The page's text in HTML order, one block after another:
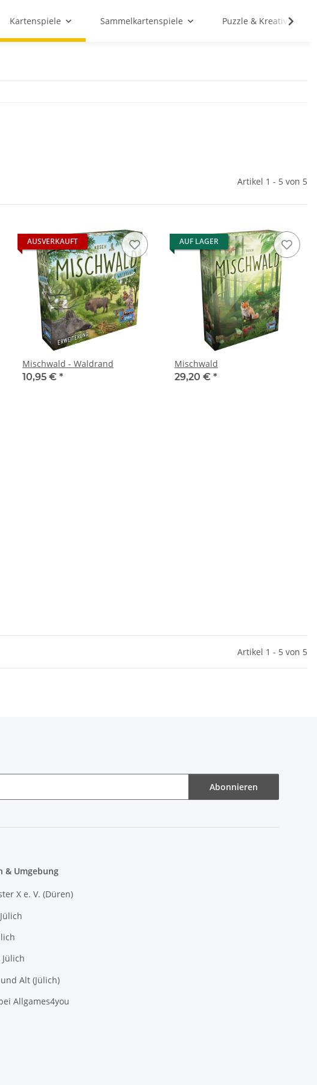
Kartenspiele Sammelkartenspiele Puzzle & Kreativ
Artikel 1 - 5 von 5
AUSVERKAUFT
Mischwald - Waldrand
10,95 € *
AUF LAGER
Mischwald
29,20 € *
Artikel 1 - 5 von 5
Abonnieren
& Umgebung
X e. V. (Düren)
Alt (Jülich)
Allgames4you